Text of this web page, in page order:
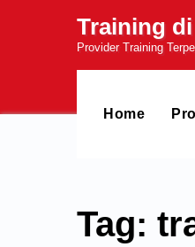
Training
Provider Training
Home
Tag: